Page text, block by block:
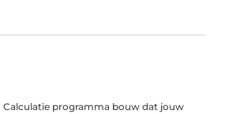
Calculatie programma bouw dat jouw